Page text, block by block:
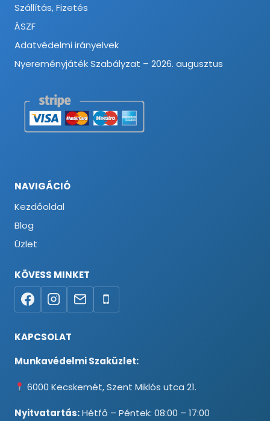
Szállítás, Fizetés
ÁSZF
Adatvédelmi irányelvek
Nyereményjáték Szabályzat – 2026. augusztus
NAVIGÁCIÓ
Kezdőoldal
Blog
Üzlet
KÖVESS MINKET
KAPCSOLAT
Munkavédelmi Szaküzlet:
6000 Kecskemét, Szent Miklós utca 21.
Nyitvatartás:Hétfő – Péntek: 08:00 – 17:00